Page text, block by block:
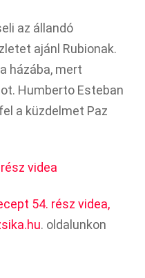
az állandó
ajánl Rubionak.
házába, mert
Humberto Esteban
a küzdelmet Paz
videa
54. rész videa,
. oldalunkon